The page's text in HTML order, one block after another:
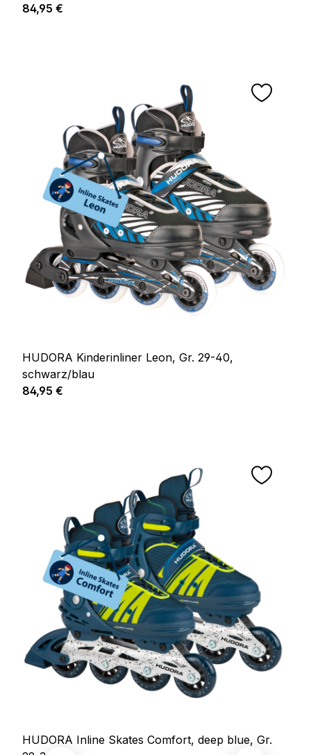
Regulärer Preis:
84,95 €
HUDORA Kinderinliner Leon, Gr. 29-40,
schwarz/blau
Regulärer Preis:
84,95 €
HUDORA Inline Skates Comfort, deep blue, Gr.